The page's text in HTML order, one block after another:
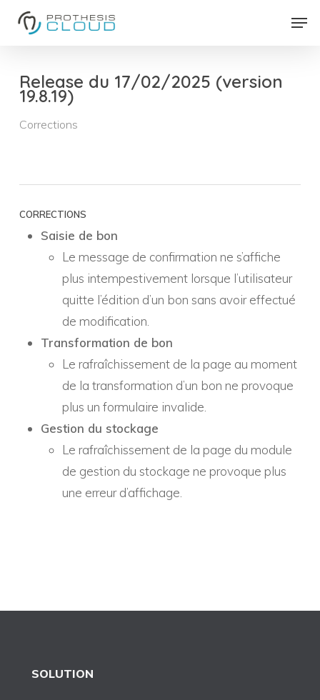
contentRelease du 17/02/2025 (version
19.8.19)
Corrections
CORRECTIONS
Saisie de bon
Le message de confirmation ne s’affiche
plus intempestivement lorsque l’utilisateur
quitte l’édition d’un bon sans avoir effectué
de modification.
Transformation de bon
Le rafraîchissement de la page au moment
de la transformation d’un bon ne provoque
plus un formulaire invalide.
Gestion du stockage
Le rafraîchissement de la page du module
de gestion du stockage ne provoque plus
une erreur d’affichage.
SOLUTION